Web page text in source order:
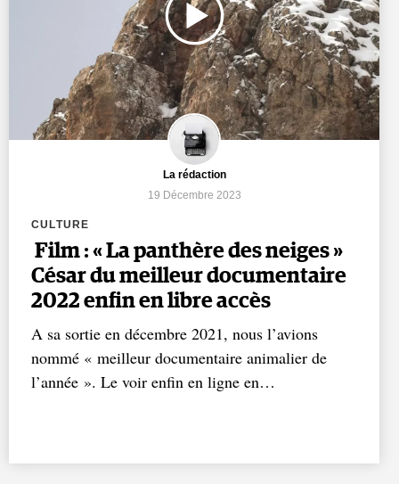
La rédaction
19 Décembre 2023
CULTURE
Film : « La panthère des neiges »
César du meilleur documentaire
2022 enfin en libre accès
A sa sortie en décembre 2021, nous l’avions
nommé « meilleur documentaire animalier de
l’année ». Le voir enfin en ligne en…